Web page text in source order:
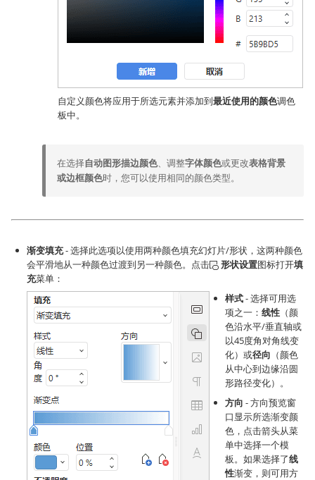
自定义颜色将应用于所选元素并添加到最近使用的颜色调色
板中。
在选择自动图形描边颜色、调整字体颜色或更改表格背景
或边框颜色时，您可以使用相同的颜色类型。
渐变填充- 选择此选项以使用两种颜色填充幻灯片/形状，这两种颜色
会平滑地从一种颜色过渡到另一种颜色。点击
形状设置图标打开填
充菜单：
样式- 选择可用选
项之一： 线性 （颜
色沿水平/垂直轴或
以45度角对角线变
化）或径向 （颜色
从中心到边缘沿圆
形路径变化）。
方向 - 方向预览窗
口显示所选渐变颜
色，点击箭头从菜
单中选择一个模
板。如果选择了线
性渐变，则可用方